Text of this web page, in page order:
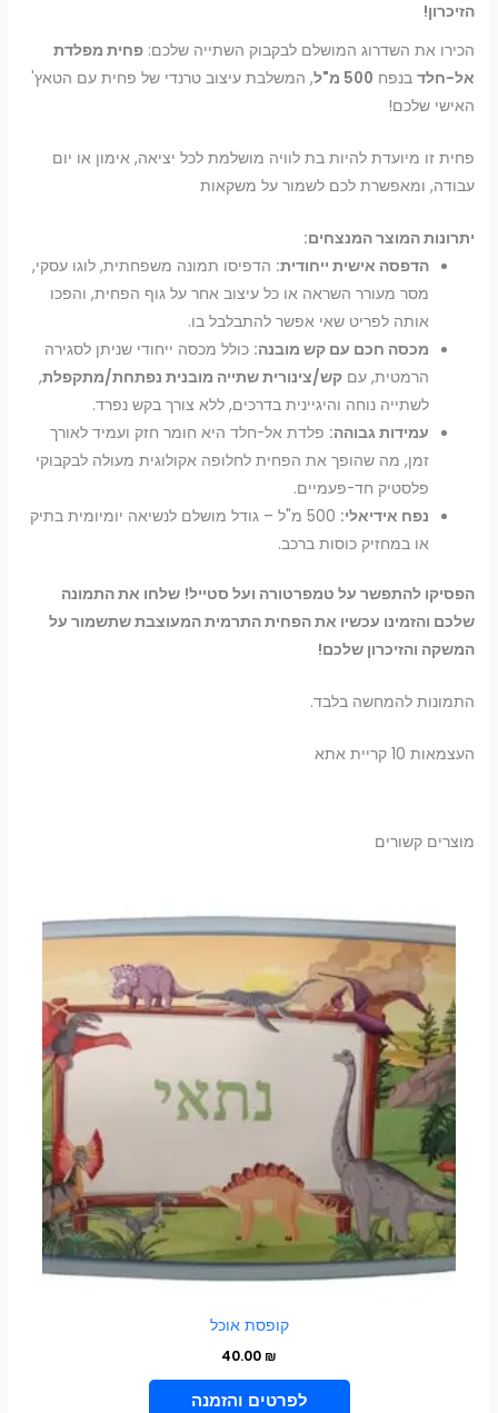
הזיכרון!
הכירו את השדרוג המושלם לבקבוק השתייה שלכם:פחית מפלדת
אל-חלד בנפח 500 מ"ל
, המשלבת עיצוב טרנדי של פחית עם הטאץ'
האישי שלכם!
פחית זו מיועדת להיות בת לוויה מושלמת לכל יציאה, אימון או יום
עבודה, ומאפשרת לכם לשמור על משקאות
יתרונות המוצר המנצחים:
הדפסה אישית ייחודית: הדפיסו תמונה משפחתית, לוגו עסקי,
מסר מעורר השראה או כל עיצוב אחר על גוף הפחית, והפכו
אותה לפריט שאי אפשר להתבלבל בו.
מכסה חכם עם קש מובנה: כולל מכסה ייחודי שניתן לסגירה
הרמטית, עםקש/צינורית שתייה מובנית נפתחת/מתקפלת,
לשתייה נוחה והיגיינית בדרכים, ללא צורך בקש נפרד.
עמידות גבוהה: פלדת אל-חלד היא חומר חזק ועמיד לאורך
זמן, מה שהופך את הפחית לחלופה אקולוגית מעולה לבקבוקי
פלסטיק חד-פעמיים.
נפח אידיאלי:
500 מ"ל – גודל מושלם לנשיאה יומיומית בתיק
או במחזיק כוסות ברכב.
הפסיקו להתפשר על טמפרטורה ועל סטייל! שלחו את התמונה
שלכם והזמינו עכשיו את הפחית התרמית המעוצבת שתשמור על
המשקה והזיכרון שלכם!
התמונות להמחשה בלבד.
העצמאות 10 קריית אתא
מוצרים קשורים
קופסת אוכל
40.00 ₪
VIEW PRODUCT
יש
מספר
סוגים.
ניתן
לבחור